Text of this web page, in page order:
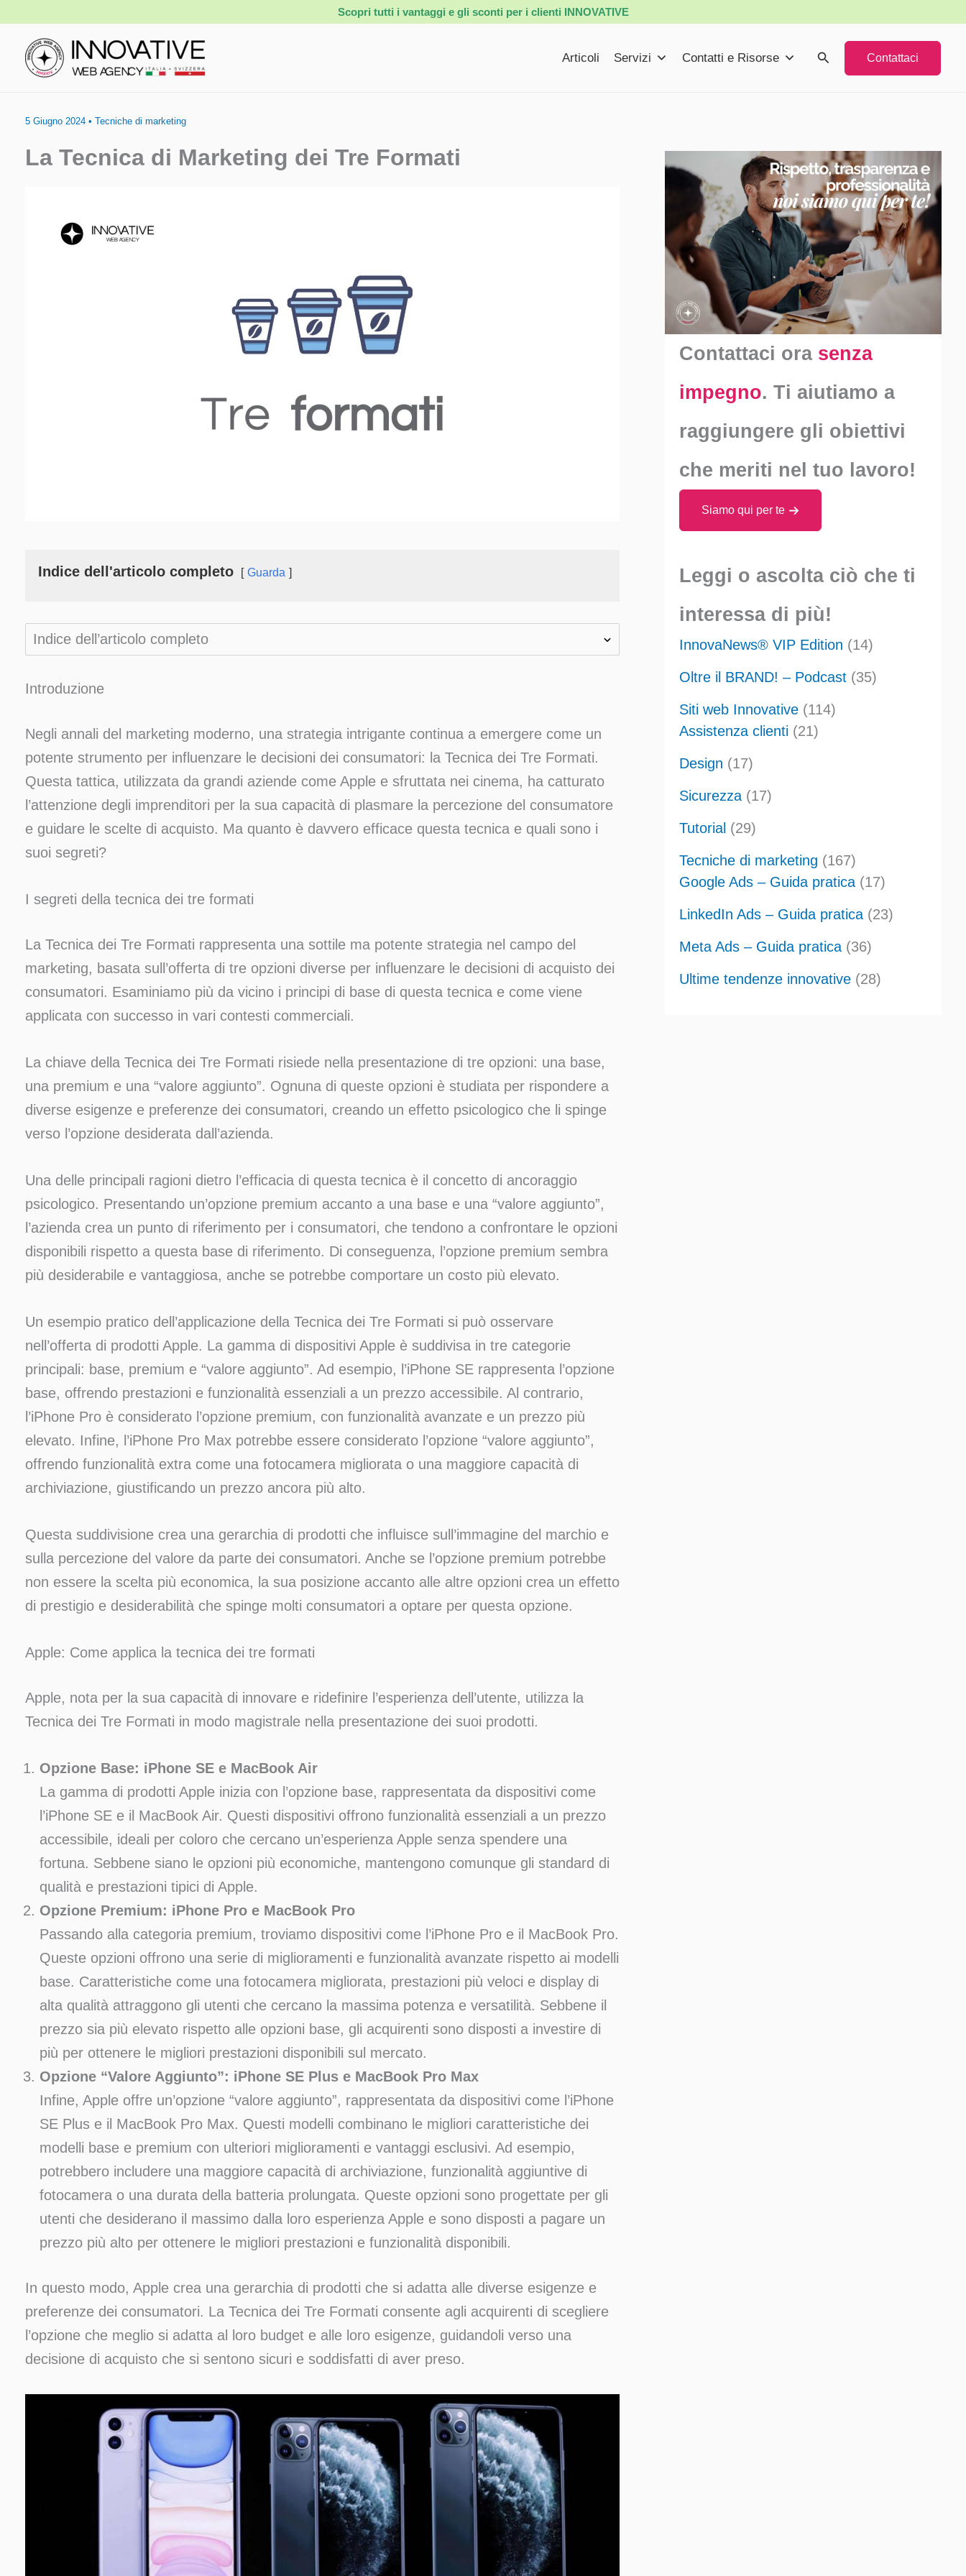
contenuto
Scopri tutti i vantaggi e gli sconti per i clienti INNOVATIVE
Articoli Servizi Contatti e Risorse Cerca Contattaci
5 Giugno 2024 • Tecniche di marketing
La Tecnica di Marketing dei Tre Formati
Indice dell'articolo completo Guarda
Indice dell’articolo completo
Introduzione
Negli annali del marketing moderno, una strategia intrigante continua a emergere come un
potente strumento per influenzare le decisioni dei consumatori: la Tecnica dei Tre Formati.
Questa tattica, utilizzata da grandi aziende come Apple e sfruttata nei cinema, ha catturato
l’attenzione degli imprenditori per la sua capacità di plasmare la percezione del consumatore
e guidare le scelte di acquisto. Ma quanto è davvero efficace questa tecnica e quali sono i
suoi segreti?
I segreti della tecnica dei tre formati
La Tecnica dei Tre Formati rappresenta una sottile ma potente strategia nel campo del
marketing, basata sull’offerta di tre opzioni diverse per influenzare le decisioni di acquisto dei
consumatori. Esaminiamo più da vicino i principi di base di questa tecnica e come viene
applicata con successo in vari contesti commerciali.
La chiave della Tecnica dei Tre Formati risiede nella presentazione di tre opzioni: una base,
una premium e una “valore aggiunto”. Ognuna di queste opzioni è studiata per rispondere a
diverse esigenze e preferenze dei consumatori, creando un effetto psicologico che li spinge
verso l’opzione desiderata dall’azienda.
Una delle principali ragioni dietro l’efficacia di questa tecnica è il concetto di ancoraggio
psicologico. Presentando un’opzione premium accanto a una base e una “valore aggiunto”,
l’azienda crea un punto di riferimento per i consumatori, che tendono a confrontare le opzioni
disponibili rispetto a questa base di riferimento. Di conseguenza, l’opzione premium sembra
più desiderabile e vantaggiosa, anche se potrebbe comportare un costo più elevato.
Un esempio pratico dell’applicazione della Tecnica dei Tre Formati si può osservare
nell’offerta di prodotti Apple. La gamma di dispositivi Apple è suddivisa in tre categorie
principali: base, premium e “valore aggiunto”. Ad esempio, l’iPhone SE rappresenta l’opzione
base, offrendo prestazioni e funzionalità essenziali a un prezzo accessibile. Al contrario,
l’iPhone Pro è considerato l’opzione premium, con funzionalità avanzate e un prezzo più
elevato. Infine, l’iPhone Pro Max potrebbe essere considerato l’opzione “valore aggiunto”,
offrendo funzionalità extra come una fotocamera migliorata o una maggiore capacità di
archiviazione, giustificando un prezzo ancora più alto.
Questa suddivisione crea una gerarchia di prodotti che influisce sull’immagine del marchio e
sulla percezione del valore da parte dei consumatori. Anche se l’opzione premium potrebbe
non essere la scelta più economica, la sua posizione accanto alle altre opzioni crea un effetto
di prestigio e desiderabilità che spinge molti consumatori a optare per questa opzione.
Apple: Come applica la tecnica dei tre formati
Apple, nota per la sua capacità di innovare e ridefinire l’esperienza dell’utente, utilizza la
Tecnica dei Tre Formati in modo magistrale nella presentazione dei suoi prodotti.
Opzione Base: iPhone SE e MacBook Air
La gamma di prodotti Apple inizia con l’opzione base, rappresentata da dispositivi come
l’iPhone SE e il MacBook Air. Questi dispositivi offrono funzionalità essenziali a un prezzo
accessibile, ideali per coloro che cercano un’esperienza Apple senza spendere una
fortuna. Sebbene siano le opzioni più economiche, mantengono comunque gli standard di
qualità e prestazioni tipici di Apple.
Opzione Premium: iPhone Pro e MacBook Pro
Passando alla categoria premium, troviamo dispositivi come l’iPhone Pro e il MacBook Pro.
Queste opzioni offrono una serie di miglioramenti e funzionalità avanzate rispetto ai modelli
base. Caratteristiche come una fotocamera migliorata, prestazioni più veloci e display di
alta qualità attraggono gli utenti che cercano la massima potenza e versatilità. Sebbene il
prezzo sia più elevato rispetto alle opzioni base, gli acquirenti sono disposti a investire di
più per ottenere le migliori prestazioni disponibili sul mercato.
Opzione “Valore Aggiunto”: iPhone SE Plus e MacBook Pro Max
Infine, Apple offre un’opzione “valore aggiunto”, rappresentata da dispositivi come l’iPhone
SE Plus e il MacBook Pro Max. Questi modelli combinano le migliori caratteristiche dei
modelli base e premium con ulteriori miglioramenti e vantaggi esclusivi. Ad esempio,
potrebbero includere una maggiore capacità di archiviazione, funzionalità aggiuntive di
fotocamera o una durata della batteria prolungata. Queste opzioni sono progettate per gli
utenti che desiderano il massimo dalla loro esperienza Apple e sono disposti a pagare un
prezzo più alto per ottenere le migliori prestazioni e funzionalità disponibili.
In questo modo, Apple crea una gerarchia di prodotti che si adatta alle diverse esigenze e
preferenze dei consumatori. La Tecnica dei Tre Formati consente agli acquirenti di scegliere
l’opzione che meglio si adatta al loro budget e alle loro esigenze, guidandoli verso una
decisione di acquisto che si sentono sicuri e soddisfatti di aver preso.
Contattaci ora senza
impegno. Ti aiutiamo a
raggiungere gli obiettivi
che meriti nel tuo lavoro!
Siamo qui per te
Leggi o ascolta ciò che ti
interessa di più!
InnovaNews® VIP Edition (14)
Oltre il BRAND! – Podcast (35)
Siti web Innovative (114)
Assistenza clienti (21)
Design (17)
Sicurezza(17)
Tutorial (29)
Tecniche di marketing (167)
Google Ads – Guida pratica(17)
LinkedIn Ads – Guida pratica(23)
Meta Ads – Guida pratica(36)
Ultime tendenze innovative (28)